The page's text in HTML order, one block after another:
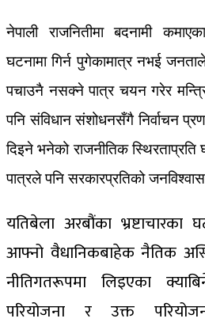
नेपाली राजनितीमा बदनामी
घटनामा गिर्न पुगेकामात्र नभई
पचाउनै नसक्ने पात्र चयन गरेर
पनि संविधान संशोधनसँगै निर्वाचन
दिइने भनेको राजन‍ीतिक
पात्रले पनि सरकारप्रतिको
यतिबेला अरबौंका
आफ्नो वैधानिकबाहेक नैतिक
नीतिगतरूपमा लिइएका
परियोजना र उक्त